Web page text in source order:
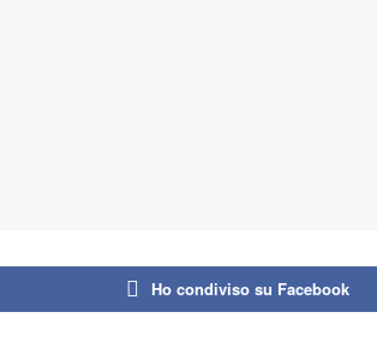
Ho condiviso su Facebook